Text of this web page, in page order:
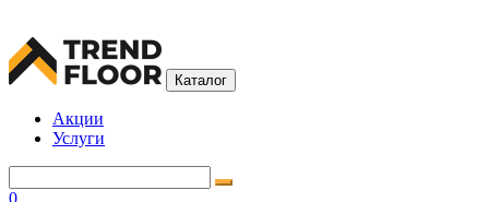
Каталог
Акции
Услуги
0